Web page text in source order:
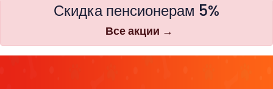
Скидка пенсионерам 5%
Все акции →